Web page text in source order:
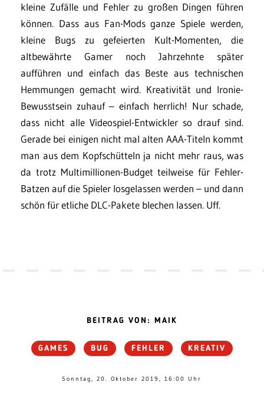
kleine Zufälle und Fehler zu großen Dingen führen
können. Dass aus Fan-Mods ganze Spiele werden,
kleine Bugs zu gefeierten Kult-Momenten, die
altbewährte Gamer noch Jahrzehnte später
aufführen und einfach das Beste aus technischen
Hemmungen gemacht wird. Kreativität und Ironie-
Bewusstsein zuhauf – einfach herrlich! Nur schade,
dass nicht alle Videospiel-Entwickler so drauf sind.
Gerade bei einigen nicht mal alten AAA-Titeln kommt
man aus dem Kopfschütteln ja nicht mehr raus, was
da trotz Multimillionen-Budget teilweise für Fehler-
Batzen auf die Spieler losgelassen werden – und dann
schön für etliche DLC-Pakete blechen lassen. Uff.
BEITRAG VON: MAIK
GAMES BUG FEHLER KREATIV
Sonntag, 20. Oktober 2019, 16:00 Uhr